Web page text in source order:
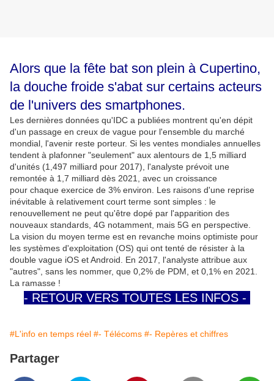
Alors que la fête bat son plein à Cupertino,
la douche froide s'abat sur certains acteurs
de l'univers des smartphones.
Les dernières données qu'IDC a publiées montrent qu'en dépit
d'un passage en creux de vague pour l'ensemble du marché
mondial, l'avenir reste porteur. Si les ventes mondiales annuelles
tendent à plafonner "seulement" aux alentours de 1,5 milliard
d'unités (1,497 milliard pour 2017), l'analyste prévoit une
remontée à 1,7 milliard dès 2021, avec un croissance
pour chaque exercice de 3% environ. Les raisons d'une reprise
inévitable à relativement court terme sont simples : le
renouvellement ne peut qu'être dopé par l'apparition des
nouveaux standards, 4G notamment, mais 5G en perspective.
La vision du moyen terme est en revanche moins optimiste pour
les systèmes d'exploitation (OS) qui ont tenté de résister à la
double vague iOS et Android. En 2017, l'analyste attribue aux
"autres", sans les nommer, que 0,2% de PDM, et 0,1% en 2021.
La ramasse !
- RETOUR VERS TOUTES LES INFOS -
#L'info en temps réel #- Télécoms #- Repères et chiffres
Partager